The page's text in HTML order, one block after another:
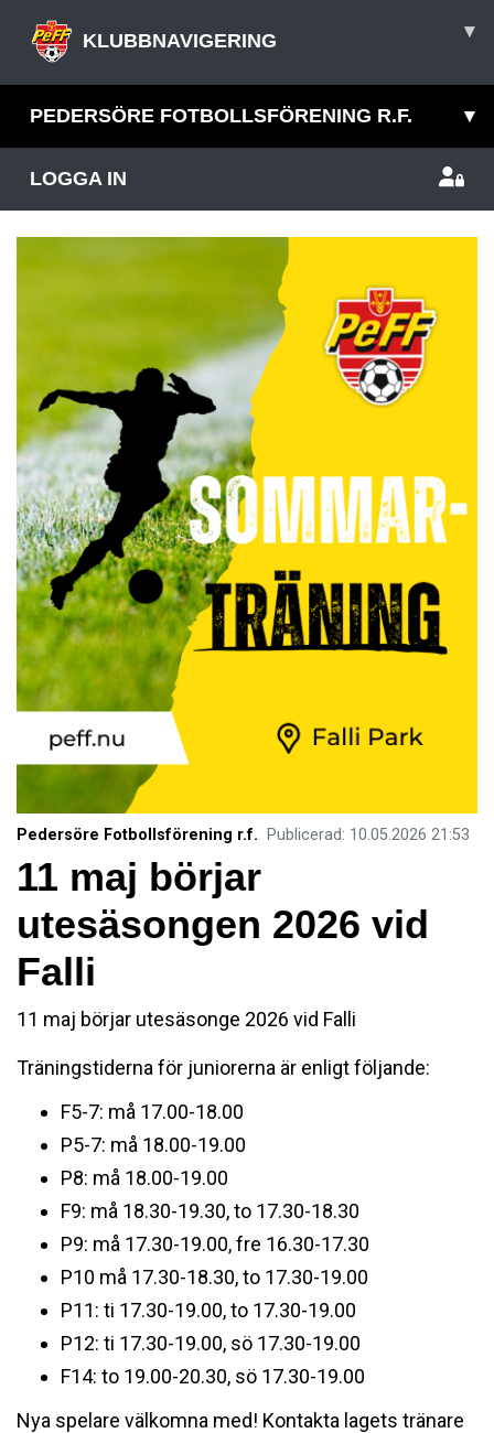
KLUBBNAVIGERING ▾
PEDERSÖRE FOTBOLLSFÖRENING R.F. ▾
LOGGA IN
Pedersöre Fotbollsförening r.f. Publicerad: 10.05.2026 21:53
11 maj börjar
utesäsongen 2026 vid
Falli
11 maj börjar utesäsonge 2026 vid Falli
Träningstiderna för juniorerna är enligt följande:
F5-7: må 17.00-18.00
P5-7: må 18.00-19.00
P8: må 18.00-19.00
F9: må 18.30-19.30, to 17.30-18.30
P9: må 17.30-19.00, fre 16.30-17.30
P10 må 17.30-18.30, to 17.30-19.00
P11: ti 17.30-19.00, to 17.30-19.00
P12: ti 17.30-19.00, sö 17.30-19.00
F14: to 19.00-20.30, sö 17.30-19.00
Nya spelare välkomna med! Kontakta lagets tränare